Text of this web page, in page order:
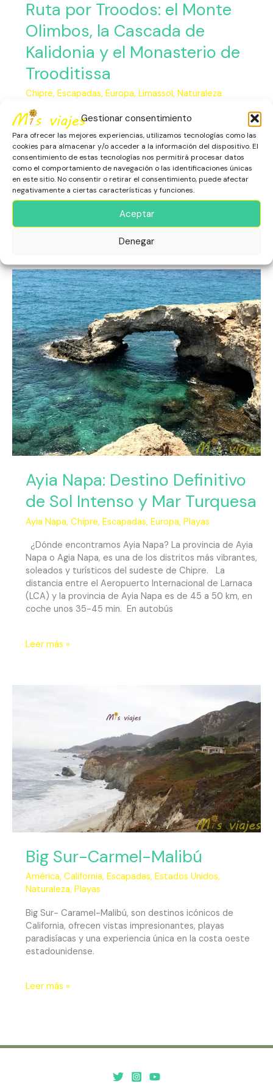
Gestionar consentimiento
Para ofrecer las mejores experiencias, utilizamos tecnologías como las
cookies para almacenar y/o acceder a la información del dispositivo. El
consentimiento de estas tecnologías nos permitirá procesar datos
como el comportamiento de navegación o las identificaciones únicas
en este sitio. No consentir o retirar el consentimiento, puede afectar
negativamente a ciertas características y funciones.
Aceptar
Denegar
Ruta por Troodos: el Monte
Olimbos, la Cascada de
Kalidonia y el Monasterio de
Trooditissa
Chipre, Escapadas, Europa, Limassol, Naturaleza
Los Montes Troodos El macizo de los Montes Troodos
constituye el corazón montañoso de Chipre y uno de los
paisajes más sorprendentes de la isla. Es la principal
cadena montañosa, donde se encuentra el punto más
alto, el Monte Olimbos, cerca de 2.000 metros de
altitud. Situado a unos 70 kilómetros de Pafos (Paphos)
y
Leer más »
Ayia Napa: Destino Definitivo
de Sol Intenso y Mar Turquesa
Ayia Napa, Chipre, Escapadas, Europa, Playas
¿Dónde encontramos Ayia Napa? La provincia de Ayia
Napa o Agia Napa, es una de los distritos más vibrantes,
soleados y turísticos del sudeste de Chipre. La
distancia entre el Aeropuerto Internacional de Larnaca
(LCA) y la provincia de Ayia Napa es de 45 a 50 km, en
coche unos 35-45 min. En autobús
Ayia
Napa:
Destino
Definitivo
de
Sol
Intenso
y
Mar
Turquesa
Leer más »
Big Sur-Carmel-Malibú
América, California, Escapadas, Estados Unidos,
Naturaleza, Playas
Big Sur- Caramel-Malibú, son destinos icónicos de
California, ofrecen vistas impresionantes, playas
paradisíacas y una experiencia única en la costa oeste
estadounidense.
Leer más »